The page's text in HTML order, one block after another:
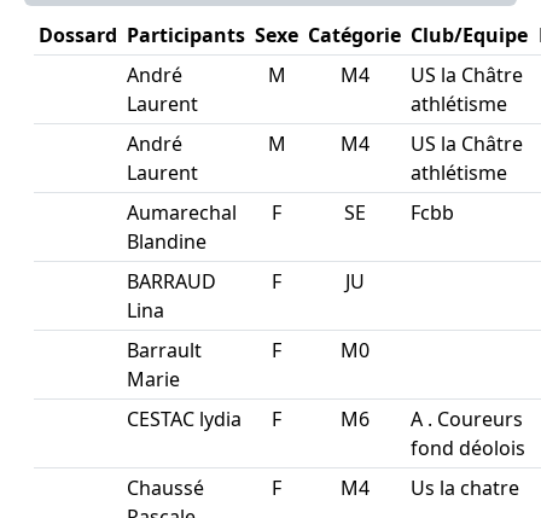
Dossard Participants Sexe Catégorie Club/Equipe
André
Laurent
M M4
US la Châtre
athlétisme
André
Laurent
M M4
US la Châtre
athlétisme
Aumarechal
Blandine
F SE Fcbb
BARRAUD
Lina
F JU
Barrault
Marie
F M0
CESTAC lydia F M6
A . Coureurs
fond déolois
Chaussé
F M4 Us la chatre